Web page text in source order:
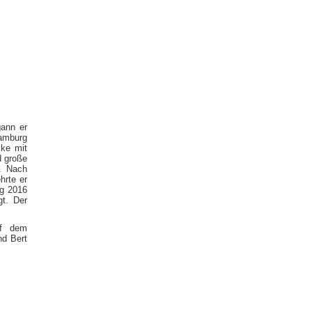
er
mit
große
Nach
er
2016
Der
dem
Bert